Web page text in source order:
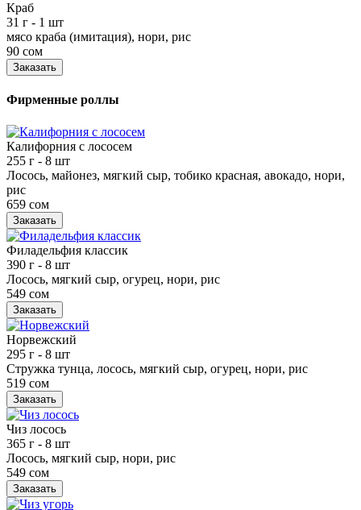
Краб
31 г - 1 шт
мясо краба (имитация), нори, рис
90 сом
Заказать
Фирменные роллы
Калифорния с лососем
255 г - 8 шт
Лосось, майонез, мягкий сыр, тобико красная, авокадо, нори,
рис
659 сом
Заказать
Филадельфия классик
390 г - 8 шт
Лосось, мягкий сыр, огурец, нори, рис
549 сом
Заказать
Норвежский
295 г - 8 шт
Стружка тунца, лосось, мягкий сыр, огурец, нори, рис
519 сом
Заказать
Чиз лосось
365 г - 8 шт
Лосось, мягкий сыр, нори, рис
549 сом
Заказать